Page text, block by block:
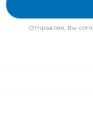
Отправляя, Вы